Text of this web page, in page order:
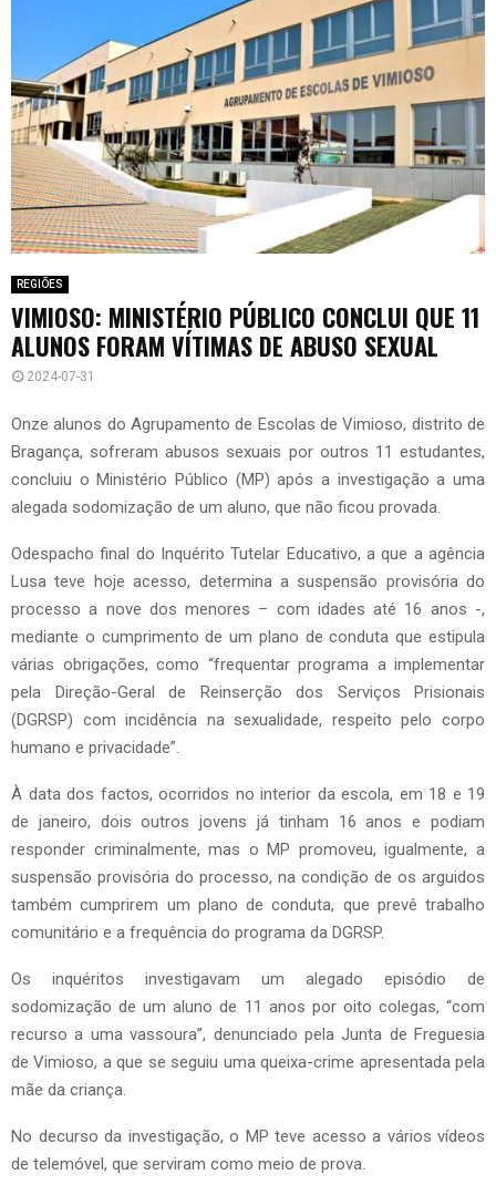
REGIÕES
VIMIOSO: MINISTÉRIO PÚBLICO CONCLUI QUE 11
ALUNOS FORAM VÍTIMAS DE ABUSO SEXUAL
2024-07-31
Onze alunos do Agrupamento de Escolas de Vimioso, distrito de
Bragança, sofreram abusos sexuais por outros 11 estudantes,
concluiu o Ministério Público (MP) após a investigação a uma
alegada sodomização de um aluno, que não ficou provada.
Odespacho final do Inquérito Tutelar Educativo, a que a agência
Lusa teve hoje acesso, determina a suspensão provisória do
processo a nove dos menores – com idades até 16 anos -,
mediante o cumprimento de um plano de conduta que estipula
várias obrigações, como “frequentar programa a implementar
pela Direção-Geral de Reinserção dos Serviços Prisionais
(DGRSP) com incidência na sexualidade, respeito pelo corpo
humano e privacidade”.
À data dos factos, ocorridos no interior da escola, em 18 e 19
de janeiro, dois outros jovens já tinham 16 anos e podiam
responder criminalmente, mas o MP promoveu, igualmente, a
suspensão provisória do processo, na condição de os arguidos
também cumprirem um plano de conduta, que prevê trabalho
comunitário e a frequência do programa da DGRSP.
Os inquéritos investigavam um alegado episódio de
sodomização de um aluno de 11 anos por oito colegas, “com
recurso a uma vassoura”, denunciado pela Junta de Freguesia
de Vimioso, a que se seguiu uma queixa-crime apresentada pela
mãe da criança.
No decurso da investigação, o MP teve acesso a vários vídeos
de telemóvel, que serviram como meio de prova.